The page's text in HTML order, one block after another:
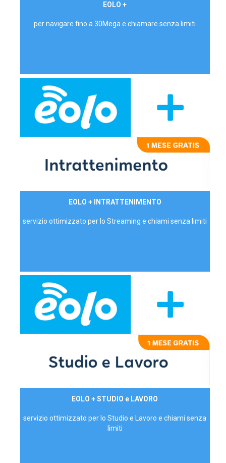
EOLO +
per navigare fino a 30Mega e chiamare senza limiti
EOLO + INTRATTENIMENTO
servizio ottimizzato per lo Streaming e chiami senza limiti
EOLO + STUDIO e LAVORO
servizio ottimizzato per lo Studio e Lavoro e chiami senza
limiti